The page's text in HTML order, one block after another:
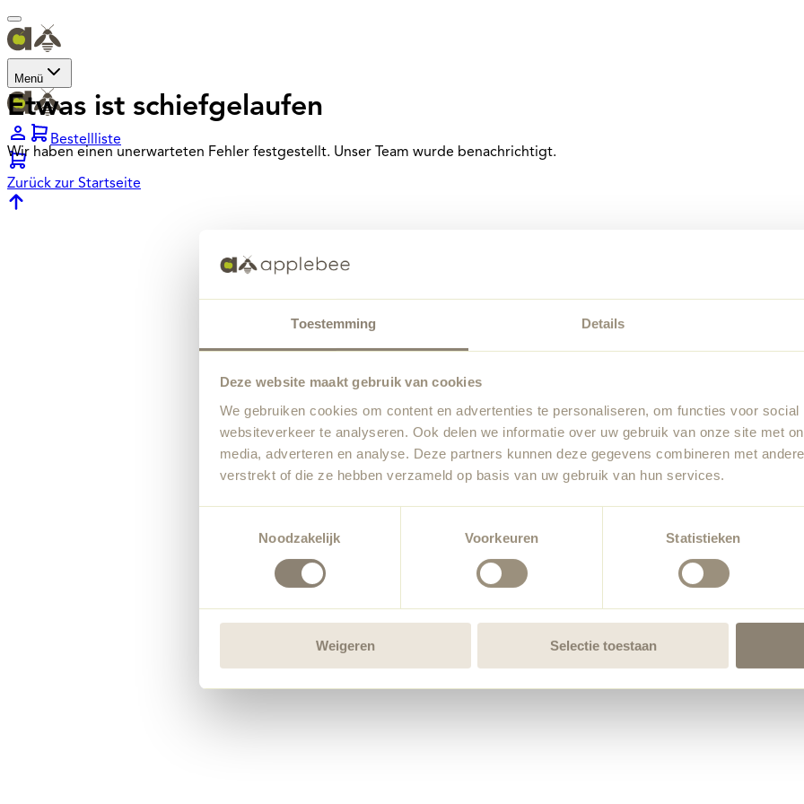
Toestemming Details
Deze website maakt gebruik van cookies
We gebruiken cookies om content en advertenties te personaliseren, om functies voor
websiteverkeer te analyseren. Ook delen we informatie over uw gebruik van onze site met
media, adverteren en analyse. Deze partners kunnen deze gegevens combineren met
verstrekt of die ze hebben verzameld op basis van uw gebruik van hun services.
Noodzakelijk
Voorkeuren Statistieken
Weigeren Selectie toestaan
Menü
Bestellliste
Etwas ist schiefgelaufen
Wir haben einen unerwarteten Fehler festgestellt. Unser Team wurde benachrichtigt.
Zurück zur Startseite